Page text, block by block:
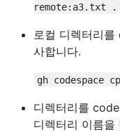
remote:a3.txt .
로컬 디렉터리
사합니다.
gh codespace
디렉터리를
디렉터리 이름을